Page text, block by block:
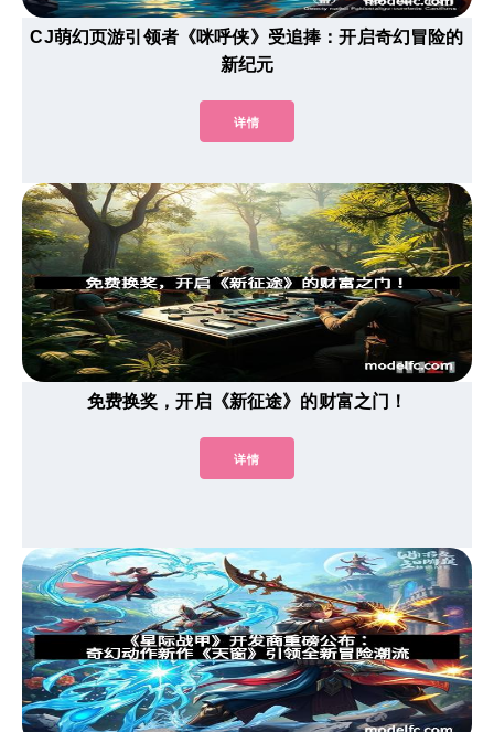
CJ萌幻页游引领者《咪呼侠》受追捧：开启奇幻冒险的
新纪元
详情
免费换奖，开启《新征途》的财富之门！
详情